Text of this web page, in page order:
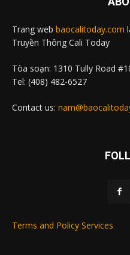
Trang web baocalitoday.com
Truyền Thông Cali Today
Tòa soạn: 1310 Tully Road
Tel: (408) 482-6527
Contact us:
Terms and Policy Services